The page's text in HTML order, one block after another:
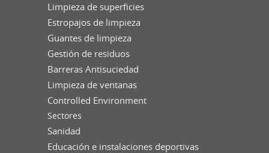
Limpieza de superficies
Estropajos de limpieza
Guantes de limpieza
Gestión de residuos
Barreras Antisuciedad
Limpieza de ventanas
Controlled Environment
Sectores
Sanidad
Educación e instalaciones deportivas